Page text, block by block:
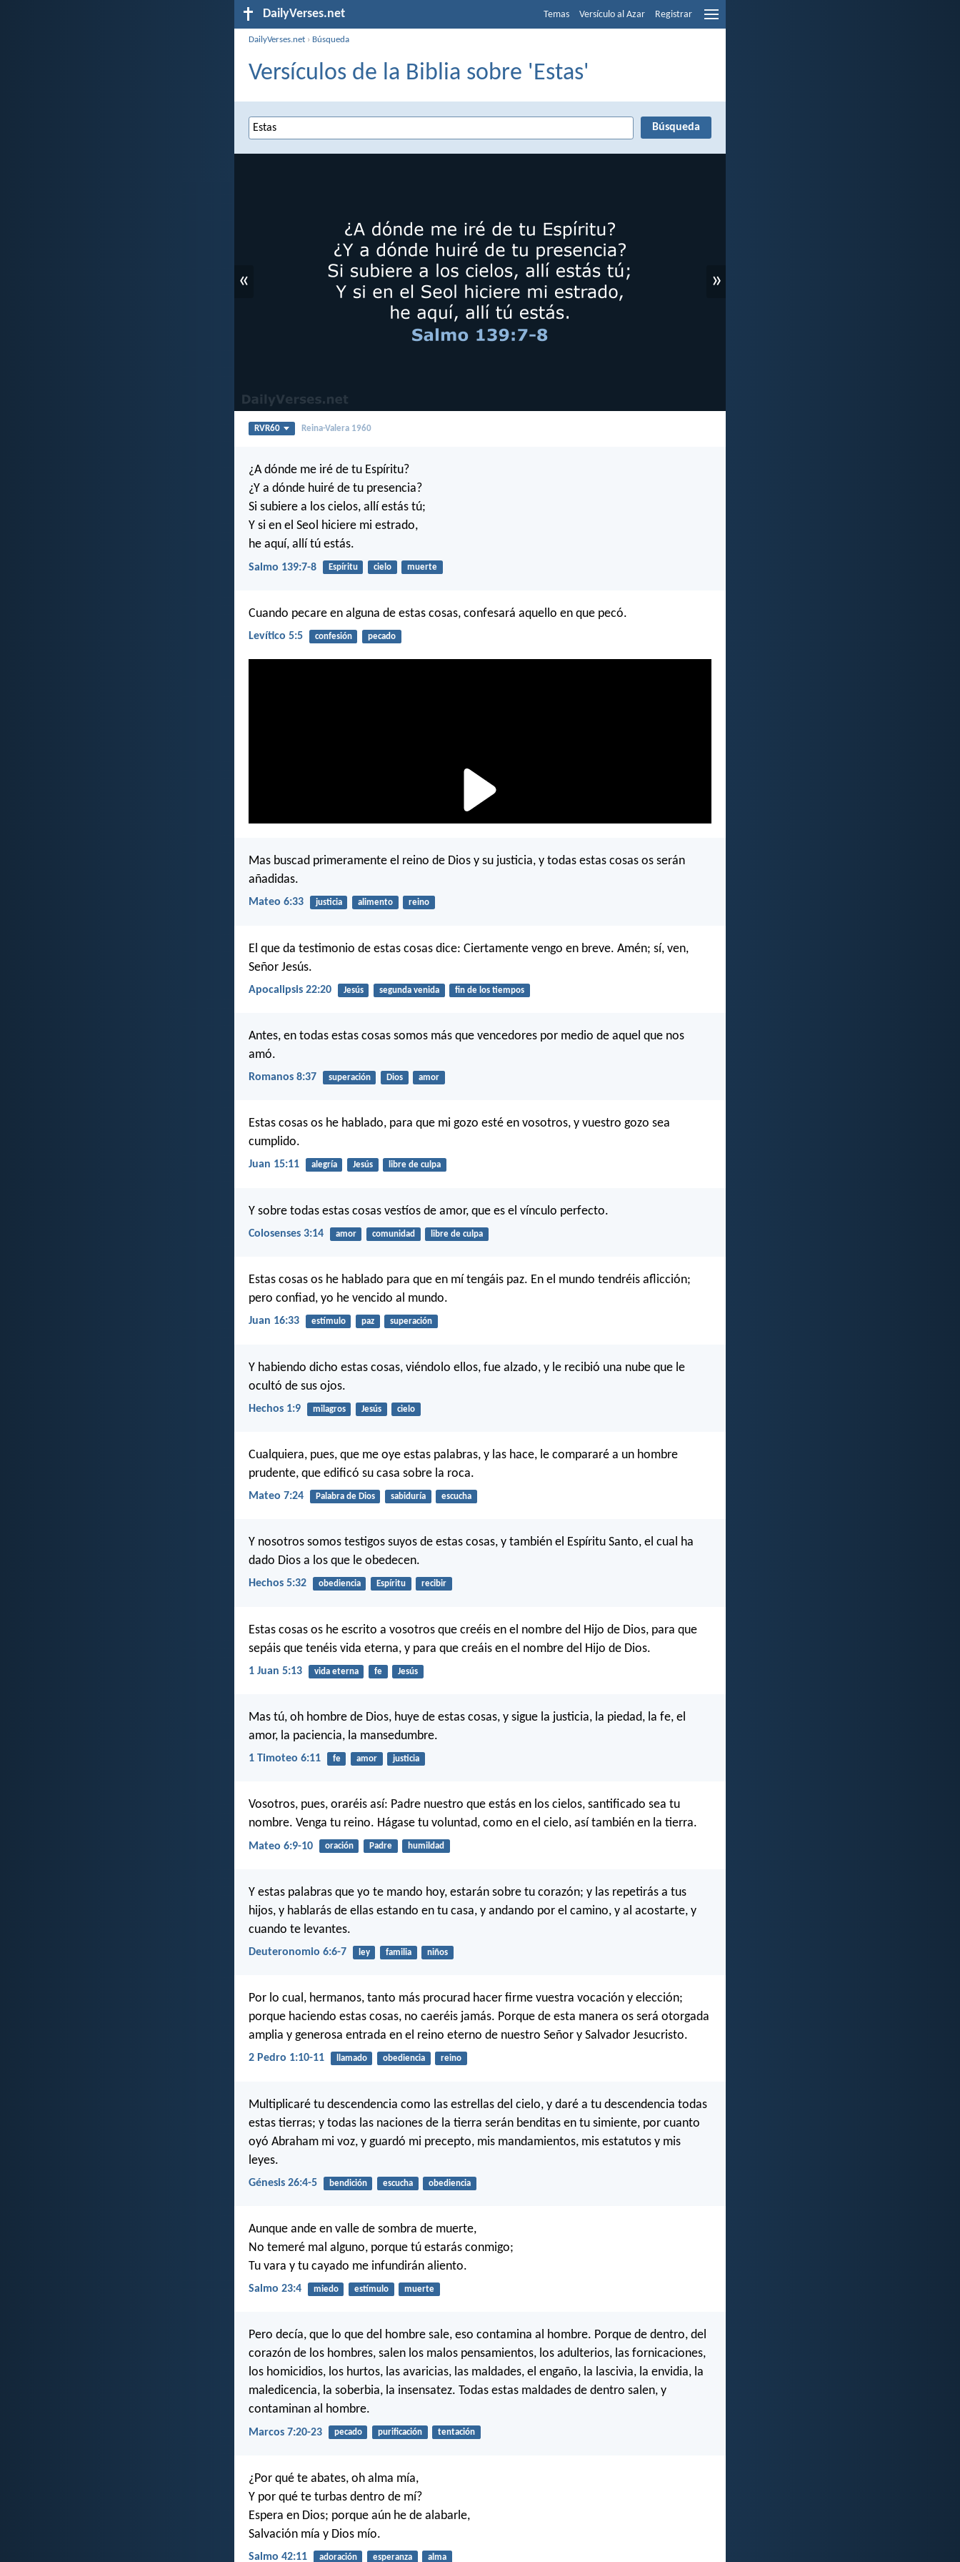
DailyVerses.net Temas Versículo al Azar Registrar
DailyVerses.net › Búsqueda
Versículos de la Biblia sobre 'Estas'
« »
RVR60 Reina-Valera 1960
¿A dónde me iré de tu Espíritu?
¿Y a dónde huiré de tu presencia?
Si subiere a los cielos, allí estás tú;
Y si en el Seol hiciere mi estrado,
he aquí, allí tú estás.
Salmo 139:7-8 Espíritu cielo muerte
Cuando pecare en alguna de estas cosas, confesará aquello en que pecó.
Levítico 5:5 confesión pecado
Mas buscad primeramente el reino de Dios y su justicia, y todas estas cosas os serán
añadidas.
Mateo 6:33 justicia alimento reino
El que da testimonio de estas cosas dice: Ciertamente vengo en breve. Amén; sí, ven,
Señor Jesús.
Apocalipsis 22:20 Jesús segunda venida fin de los tiempos
Antes, en todas estas cosas somos más que vencedores por medio de aquel que nos
amó.
Romanos 8:37 superación Dios amor
Estas cosas os he hablado, para que mi gozo esté en vosotros, y vuestro gozo sea
cumplido.
Juan 15:11 alegría Jesús libre de culpa
Y sobre todas estas cosas vestíos de amor, que es el vínculo perfecto.
Colosenses 3:14 amor comunidad libre de culpa
Estas cosas os he hablado para que en mí tengáis paz. En el mundo tendréis aflicción;
pero confiad, yo he vencido al mundo.
Juan 16:33 estímulo paz superación
Y habiendo dicho estas cosas, viéndolo ellos, fue alzado, y le recibió una nube que le
ocultó de sus ojos.
Hechos 1:9 milagros Jesús cielo
Cualquiera, pues, que me oye estas palabras, y las hace, le compararé a un hombre
prudente, que edificó su casa sobre la roca.
Mateo 7:24 Palabra de Dios sabiduría escucha
Y nosotros somos testigos suyos de estas cosas, y también el Espíritu Santo, el cual ha
dado Dios a los que le obedecen.
Hechos 5:32 obediencia Espíritu recibir
Estas cosas os he escrito a vosotros que creéis en el nombre del Hijo de Dios, para que
sepáis que tenéis vida eterna, y para que creáis en el nombre del Hijo de Dios.
1 Juan 5:13 vida eterna fe Jesús
Mas tú, oh hombre de Dios, huye de estas cosas, y sigue la justicia, la piedad, la fe, el
amor, la paciencia, la mansedumbre.
1 Timoteo 6:11 fe amor justicia
Vosotros, pues, oraréis así: Padre nuestro que estás en los cielos, santificado sea tu
nombre. Venga tu reino. Hágase tu voluntad, como en el cielo, así también en la tierra.
Mateo 6:9-10 oración Padre humildad
Y estas palabras que yo te mando hoy, estarán sobre tu corazón; y las repetirás a tus
hijos, y hablarás de ellas estando en tu casa, y andando por el camino, y al acostarte, y
cuando te levantes.
Deuteronomio 6:6-7 ley familia niños
Por lo cual, hermanos, tanto más procurad hacer firme vuestra vocación y elección;
porque haciendo estas cosas, no caeréis jamás. Porque de esta manera os será otorgada
amplia y generosa entrada en el reino eterno de nuestro Señor y Salvador Jesucristo.
2 Pedro 1:10-11 llamado obediencia reino
Multiplicaré tu descendencia como las estrellas del cielo, y daré a tu descendencia todas
estas tierras; y todas las naciones de la tierra serán benditas en tu simiente, por cuanto
oyó Abraham mi voz, y guardó mi precepto, mis mandamientos, mis estatutos y mis
leyes.
Génesis 26:4-5 bendición escucha obediencia
Aunque ande en valle de sombra de muerte,
No temeré mal alguno, porque tú estarás conmigo;
Tu vara y tu cayado me infundirán aliento.
Salmo 23:4 miedo estímulo muerte
Pero decía, que lo que del hombre sale, eso contamina al hombre. Porque de dentro, del
corazón de los hombres, salen los malos pensamientos, los adulterios, las fornicaciones,
los homicidios, los hurtos, las avaricias, las maldades, el engaño, la lascivia, la envidia, la
maledicencia, la soberbia, la insensatez. Todas estas maldades de dentro salen, y
contaminan al hombre.
Marcos 7:20-23 pecado purificación tentación
¿Por qué te abates, oh alma mía,
Y por qué te turbas dentro de mí?
Espera en Dios; porque aún he de alabarle,
Salvación mía y Dios mío.
Salmo 42:11 adoración esperanza alma